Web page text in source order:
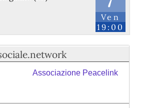
Ven
19:00
Associazione Peacelink